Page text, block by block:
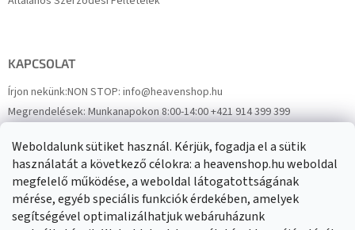
Weboldalunk sütiket használ. Kérjük, fogadja el a sütik
használatát a következő célokra: a heavenshop.hu weboldal
megfelelő működése, a weboldal látogatottságának
mérése, egyéb speciális funkciók érdekében, amelyek
segítségével optimalizálhatjuk webáruházunk
KAPCSOLAT
Írjon nekünk:NON STOP: info@heavenshop.hu
Megrendelések:Munkanapokon 8:00-14:00 +421 914 399 399
FacebookHeavenShop.sk
Eredményeink